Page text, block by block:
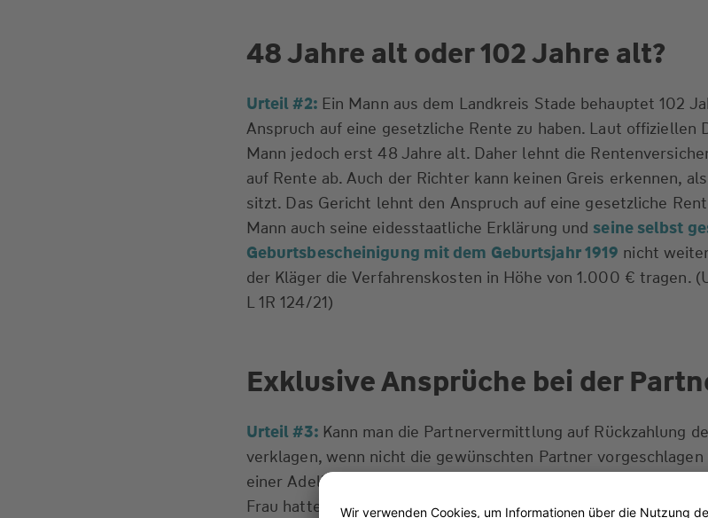
48 Jahre alt oder 102 Jahre alt?
Urteil #2: Ein Mann aus dem Landkreis Stade behauptet 102
Anspruch auf eine gesetzliche Rente zu haben. Laut offiziellen
Mann jedoch erst 48 Jahre alt. Daher lehnt die
auf Rente ab. Auch der Richter kann keinen Greis erkennen,
sitzt. Das Gericht lehnt den Anspruch auf eine gesetzliche
Mann auch seine eidesstaatliche Erklärung und seine selbst
Geburtsbescheinigung mit dem Geburtsjahr 1919 nicht
der Kläger die Verfahrenskosten in Höhe von 1.000 € tragen.
L 1R 124/21)
Exklusive Ansprüche bei der
Urteil #3: Kann man die Partnervermittlung auf Rückzahlung
verklagen, wenn nicht die gewünschten Partner vorgeschlagen
einer Adeligen aus Baden-Württemberg lautete die Antwort
Frau hatte 5.000 € an die Partnervermittlung gezahlt und